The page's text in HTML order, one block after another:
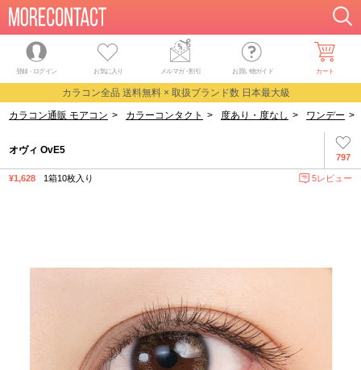
登録・ログイン お気に入り メルマガ・割引 お買い物ガイド カート
カラコン全品 送料無料 × 取扱ブランド数 日本最大級
カラコン通販 モアコン > カラーコンタクト > 度あり・度なし > ワンデー >
797
オヴィ OvE5
¥1,628 1箱10枚入り 5レビュー